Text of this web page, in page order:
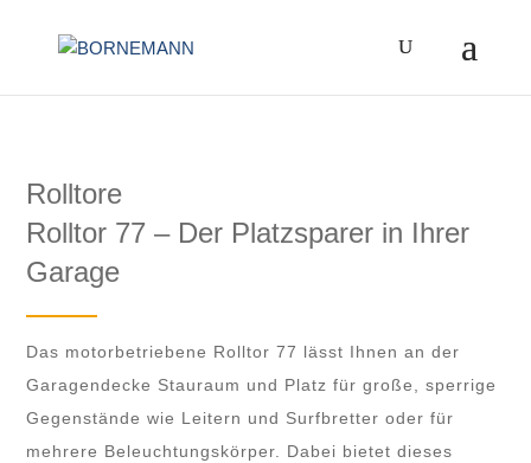
Rolltore
Rolltor 77 – Der Platz­sparer in Ihrer
Garage
Das motor­betriebene Rolltor 77 lässt Ihnen an der
Garagen­decke Stauraum und Platz für große, sperrige
Gegen­stände wie Leitern und Surf­bretter oder für
mehrere Beleuchtungs­körper. Dabei bietet dieses